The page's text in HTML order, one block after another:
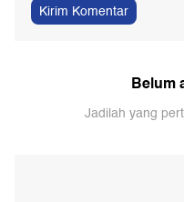
Kirim Komentar
Belum
Jadilah yang